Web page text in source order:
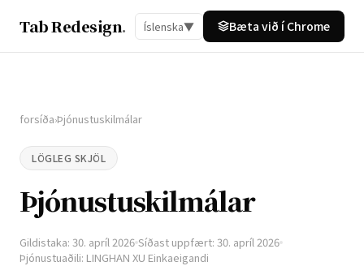
Tab Redesign. Íslenska▼ Bæta við í Chrome
forsíða›Þjónustuskilmálar
LÖGLEG SKJÖL
Þjónustuskilmálar
Gildistaka: 30. apríl 2026 Síðast uppfært: 30. apríl 2026
Þjónustuaðili: LINGHAN XU Einkaeigandi